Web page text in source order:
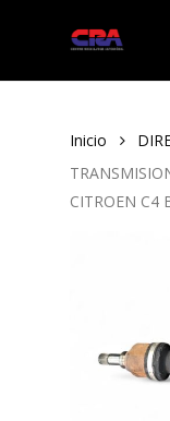
Inicio
CITROEN C4